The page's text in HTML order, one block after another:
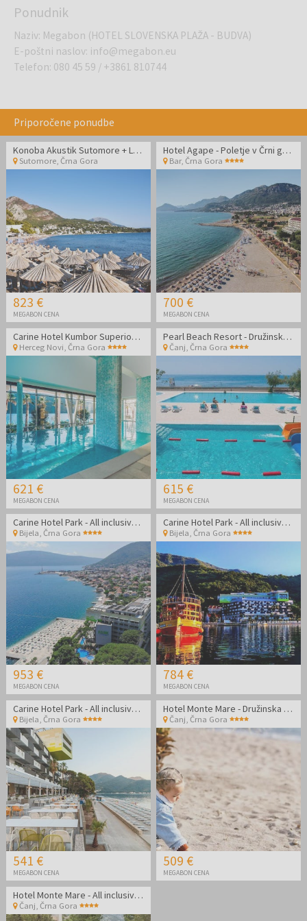
Ponudnik
Naziv: Megabon (HOTEL SLOVENSKA PLAŽA - BUDVA)
E-poštni naslov: info@megabon.eu
Telefon: 080 45 59 / +3861 810744
Priporočene ponudbe
Konoba Akustik Sutomore + Lux Vila Akustik - Poletni oddih
Sutomore, Črna Gora
823 €
MEGABON CENA
Hotel Agape - Poletje v Črni gori - Posebna cena
Bar,Črna Gora
700 €
MEGABON CENA
Carine Hotel Kumbor Superior - All inclusive jesen ob morju
Herceg Novi Črna Gora
621 €
MEGABON CENA
Pearl Beach Resort - Družinska zabava v največjem resortu v Črni gori
Čanj ,Črna Gora
615 €
MEGABON CENA
Carine Hotel Park - All inclusive poletje ob morju
Bijela, Črna Gora
953 €
MEGABON CENA
Carine Hotel Park - All inclusive zaključek poletja ob morju
Bijela,Črna Gora
784 €
MEGABON CENA
Carine Hotel Park - All inclusive jesen ob morju
Bijela, Črna Gora
541 €
MEGABON CENA
Hotel Monte Mare - Družinska all inclusive jesen v Črni gori
Čanj,Črna Gora
509 €
MEGABON CENA
Hotel Monte Mare - All inclusive konec poletja v Črni gori
Čanj Črna Gora